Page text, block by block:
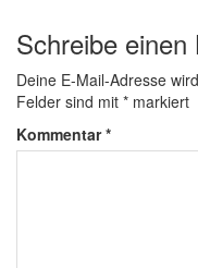
Schreibe
Deine E-Mail-Adresse
Felder sind mit * markiert
Kommentar*